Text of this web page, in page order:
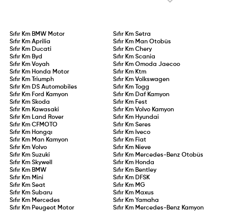
Sıfır Km BMW Motor Sıfır Km Setra
Sıfır KmAprilia Sıfır Km Man Otobüs
Sıfır Km Ducati Sıfır Km Chery
Sıfır Km Byd Sıfır Km Scania
Sıfır KmVoyah Sıfır Km Omoda Jaecoo
Sıfır Km Honda Motor Sıfır Km Ktm
Sıfır Km
Triumph Sıfır Km Volkswagen
Sıfır Km DS Automobiles Sıfır Km
Togg
Sıfır Km Ford Kamyon Sıfır Km Daf Kamyon
Sıfır KmSkoda Sıfır Km Fest
Sıfır Km Kawasaki Sıfır Km Volvo Kamyon
Sıfır Km Land Rover Sıfır Km Hyundai
Sıfır KmCFMOTO Sıfır Km Seres
Sıfır Km Hongqı Sıfır Km Iveco
Sıfır Km Man Kamyon Sıfır Km Fiat
Sıfır KmVolvo Sıfır Km Nieve
Sıfır KmSuzuki Sıfır Km Mercedes-Benz Otobüs
Sıfır KmSkywell Sıfır Km Honda
Sıfır Km BMW Sıfır Km Bentley
Sıfır Km Mini Sıfır Km DFSK
Sıfır KmSeat Sıfır Km MG
Sıfır KmSubaru Sıfır Km Maxus
Sıfır Km Mercedes Sıfır Km Yamaha
Sıfır Km Peugeot Motor Sıfır Km Mercedes-Benz Kamyon